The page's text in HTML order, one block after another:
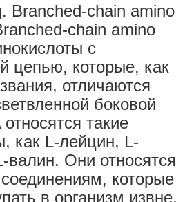
Branched-chain amino
chain amino
с
цепью, которые, как
отличаются
боковой
такие
как L-лейцин, L-
валин. Они относятся
которые
в организм извне,